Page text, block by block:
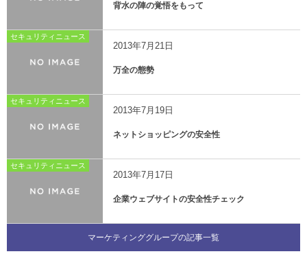
背水の陣の覚悟をもって
セキュリティニュース
2013年7月21日
万全の態勢
セキュリティニュース
2013年7月19日
ネットショッピングの安全性
セキュリティニュース
2013年7月17日
企業ウェブサイトの安全性チェック
マーケティンググループの記事一覧